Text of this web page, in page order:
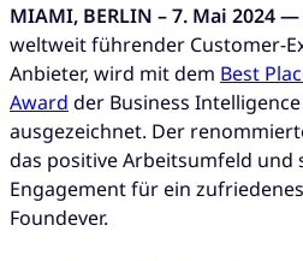
MIAMI, BERLIN – 7. Mai 2024 —
weltweit führender Customer-
Anbieter, wird mit dem Best
Award der Business
ausgezeichnet. Der
das positive Arbeitsumfeld und
Engagement für ein
Foundever.